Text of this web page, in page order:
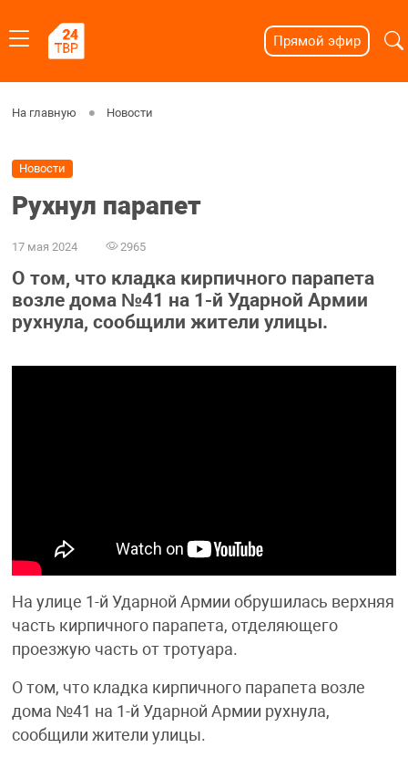
Прямой эфир
На главную Новости
Новости
Рухнул парапет
17 мая 2024 2965
О том, что кладка кирпичного парапета
возле дома №41 на 1-й Ударной Армии
рухнула, сообщили жители улицы.
На улице 1-й Ударной Армии обрушилась верхняя
часть кирпичного парапета, отделяющего
проезжую часть от тротуара.
О том, что кладка кирпичного парапета возле
дома №41 на 1-й Ударной Армии рухнула,
сообщили жители улицы.